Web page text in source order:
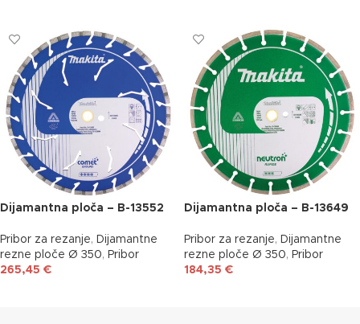
Dijamantna ploča – B-13552
Pribor za rezanje, Dijamantne
rezne ploče Ø 350, Pribor
265,45 €
Dijamantna ploča – B-13649
Pribor za rezanje, Dijamantne
rezne ploče Ø 350, Pribor
184,35 €